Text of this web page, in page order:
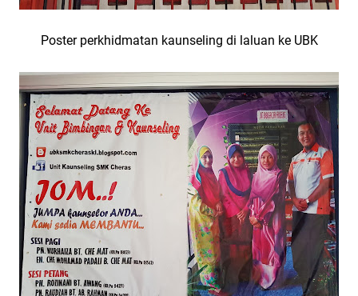
Poster perkhidmatan kaunseling di laluan ke UBK